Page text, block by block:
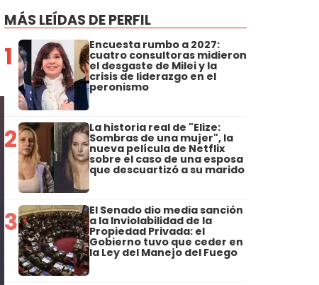
MÁS LEÍDAS DE PERFIL
1 Encuesta rumbo a 2027:
cuatro consultoras midieron
el desgaste de Milei y la
crisis de liderazgo en el
peronismo
2 La historia real de "Elize:
Sombras de una mujer", la
nueva película de Netflix
sobre el caso de una esposa
que descuartizó a su marido
3 El Senado dio media sanción
a la Inviolabilidad de la
Propiedad Privada: el
Gobierno tuvo que ceder en
la Ley del Manejo del Fuego